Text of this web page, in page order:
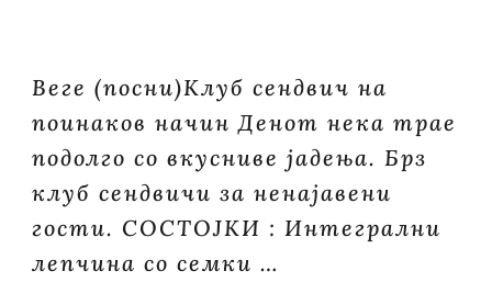
Веге (посни)Клуб сендвич на
поинаков начин Денот нека трае
подолго со вкусниве јадења. Брз
клуб сендвичи за ненајавени
гости. СОСТОЈКИ : Интегрални
лепчина со семки …